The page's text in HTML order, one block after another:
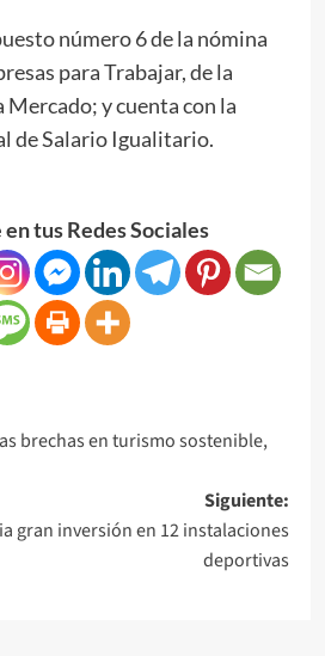
número 6 de la nómina
para Trabajar, de la
y cuenta con la
de Salario Igualitario.
tus Redes Sociales
brechas en turismo sostenible,
Siguiente:
gran inversión en 12 instalaciones
deportivas